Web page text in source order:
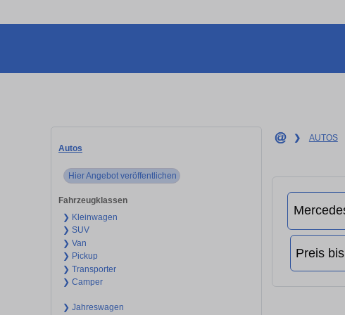
Autos
Hier Angebot veröffentlichen
Fahrzeugklassen
❯ Kleinwagen
❯ SUV
❯ Van
❯ Pickup
❯ Transporter
❯ Camper
❯ Jahreswagen
❯ AUTOS